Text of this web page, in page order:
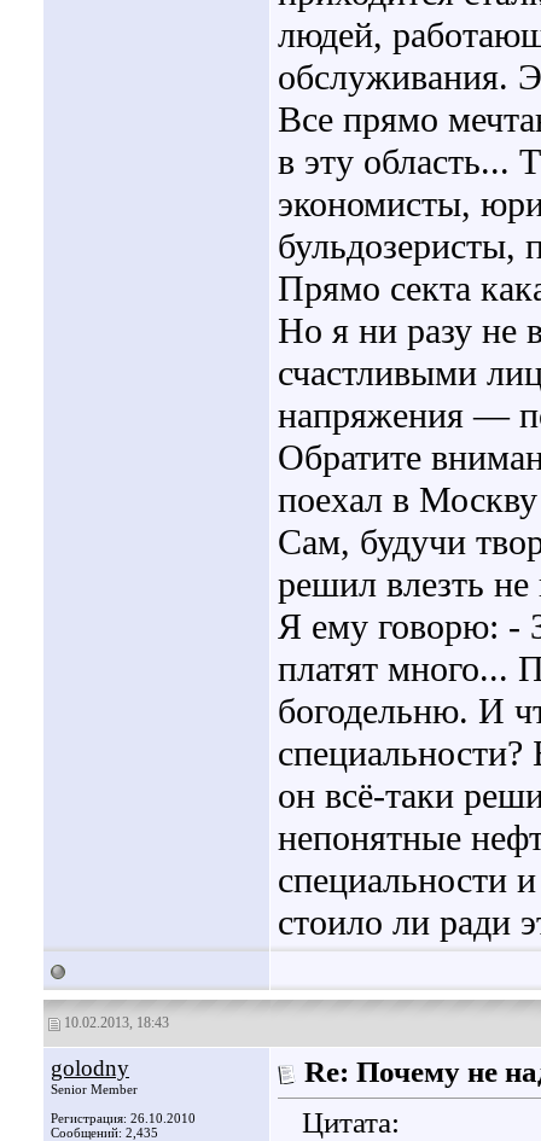
людей,
обслуживания.
Все прямо
в эту область...
экономисты,
бульдозеристы,
Прямо секта
Но я ни разу не
счастливыми
напряжения —
Обратите
поехал в
Сам, будучи
решил влезть не
Я ему говорю: -
платят много...
богодельню. И
он всё-таки
непонятные
специальности
стоило ли ради
10.02.2013, 18:43
golodny
Senior Member
Регистрация: 26.10.2010
Сообщений: 2,435
Re: Почему не
Цитата: